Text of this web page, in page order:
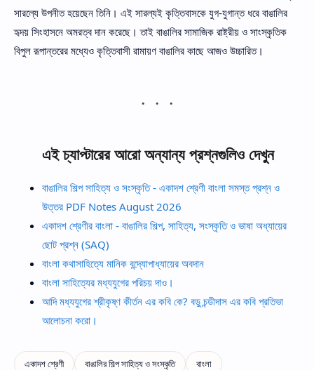
সারল্যে উপনীত হয়েছেন তিনি। এই সারল্যই কৃত্তিবাসকে যুগ-যুগান্ত ধরে বাঙালির
হৃদয় সিংহাসনে অমরত্ব দান করেছে। তাই বাঙালির সামাজিক রাষ্ট্রীয় ও সাংস্কৃতিক
বিপুল রূপান্তরের মধ্যেও কৃত্তিবাসী রামায়ণ বাঙালির কাছে আজও উচ্চারিত।
এই চ্যাপ্টারের আরো অন্যান্য প্রশ্নগুলিও দেখুন
বাঙালির শিল্প সাহিত্য ও সংস্কৃতি - একাদশ শ্রেণী বাংলা সমস্ত প্রশ্ন ও
উত্তর PDF Notes August 2026
একাদশ শ্রেণীর বাংলা - বাঙালির শিল্প, সাহিত্য, সংস্কৃতি ও ভাষা অধ্যায়ের
ছোট প্রশ্ন (SAQ)
বাংলা কথাসাহিত্যে মানিক বন্দ্যোপাধ্যায়ের অবদান
বাংলা সাহিত্যের মধ্যযুগের পরিচয় দাও।
আদি মধ্যযুগের শ্রীকৃষ্ণ কীর্তন এর কবি কে? বড়ু চন্ডীদাস এর কবি প্রতিভা
আলোচনা করো।